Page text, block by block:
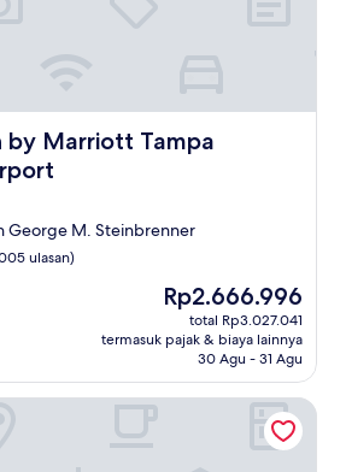
by Marriott Tampa
Tampa Westshore/Airport
George M. Steinbrenner
ulasan)
Harga
sekarang
Rp2.666.996
Rp2.666.996
total Rp3.027.041
termasuk pajak & biaya lainnya
30 Agu - 31 Agu
Airport Stadium Westshore